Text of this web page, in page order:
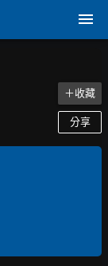
＋收藏
分享